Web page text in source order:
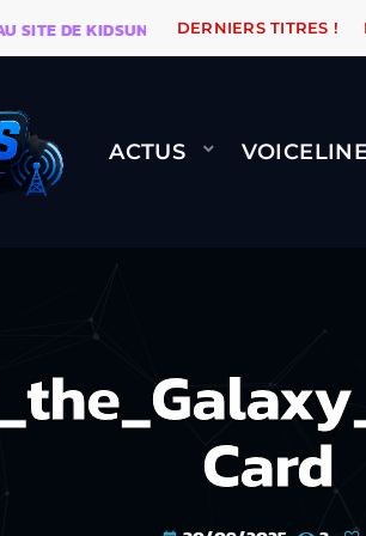
DE KIDSUNE WARÉTRO
DERNIERS TITRES !
ACTUS
Card